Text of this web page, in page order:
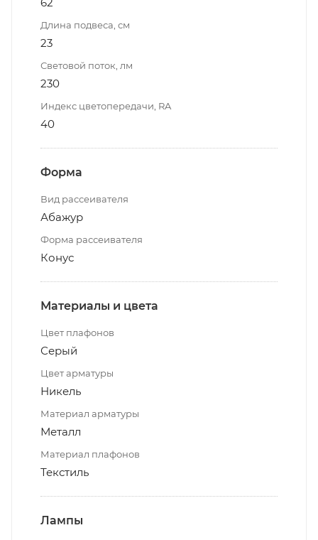
Длина подвеса, см
23
Световой поток, лм
230
Индекс цветопередачи, RA
40
Форма
Вид рассеивателя
Абажур
Форма рассеивателя
Конус
Материалы и цвета
Цвет плафонов
Серый
Цвет арматуры
Никель
Материал арматуры
Металл
Материал плафонов
Текстиль
Лампы